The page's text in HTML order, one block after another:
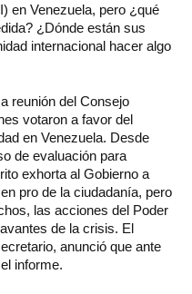
en Venezuela, pero ¿qué
¿Dónde están sus
internacional hacer algo
reunión del Consejo
votaron a favor del
en Venezuela. Desde
de evaluación para
exhorta al Gobierno a
pro de la ciudadanía, pero
las acciones del Poder
de la crisis. El
anunció que ante
informe.